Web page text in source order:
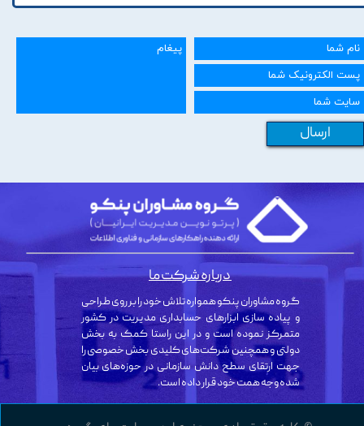
ارسال
گروه مشاوران پنکو همواره تلاش خود را بر روی طراحی
و پیاده سازی ابزارهای حسابداری مدیریت در کشور
متمرکز نموده است و در این راستا کمک به بخش
دولتی و همچنین شرکت‌های کلیدی بخش خصوصی را
جهت ارتقای سطح دانش سازمانی در حوزه‌های بیان
شده وجه همت خود قرار داده است.
درباره شرکت ما